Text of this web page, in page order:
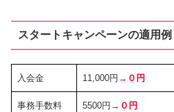
スタートキャンペーンの適用例
入会金 11,000円 →０円
事務手数料 5500円 →０円